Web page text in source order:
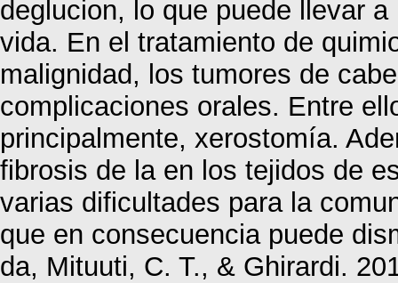
deglucion, lo que puede llevar
vida. En el tratamiento de
malignidad, los tumores de
complicaciones orales. Entre
principalmente, xerostomía.
fibrosis de la en los tejidos de
varias dificultades para la
que en consecuencia puede
da, Mituuti, C. T., & Ghirardi.